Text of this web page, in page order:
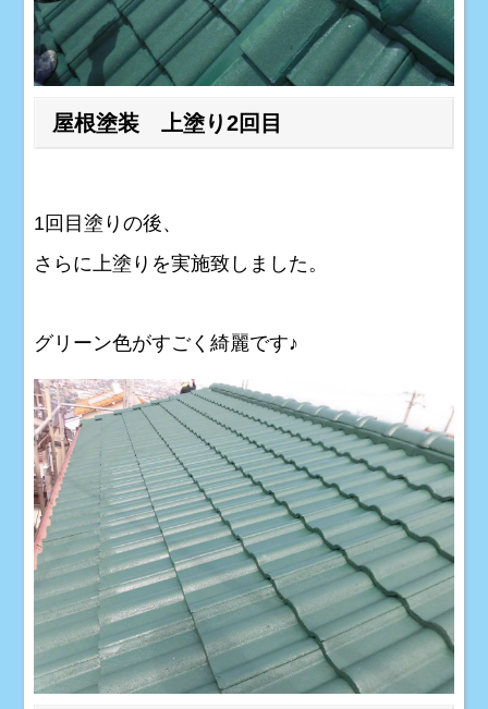
屋根塗装 上塗り2回目
1回目塗りの後、
さらに上塗りを実施致しました。
グリーン色がすごく綺麗です♪